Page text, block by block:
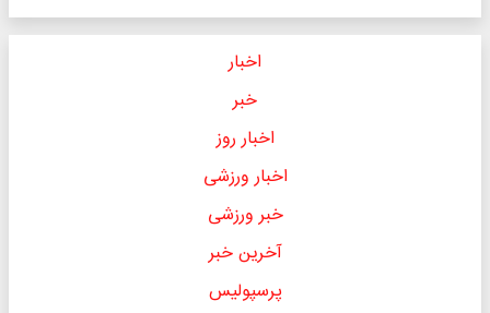
اخبار
خبر
اخبار روز
اخبار ورزشی
خبر ورزشی
آخرین خبر
پرسپولیس